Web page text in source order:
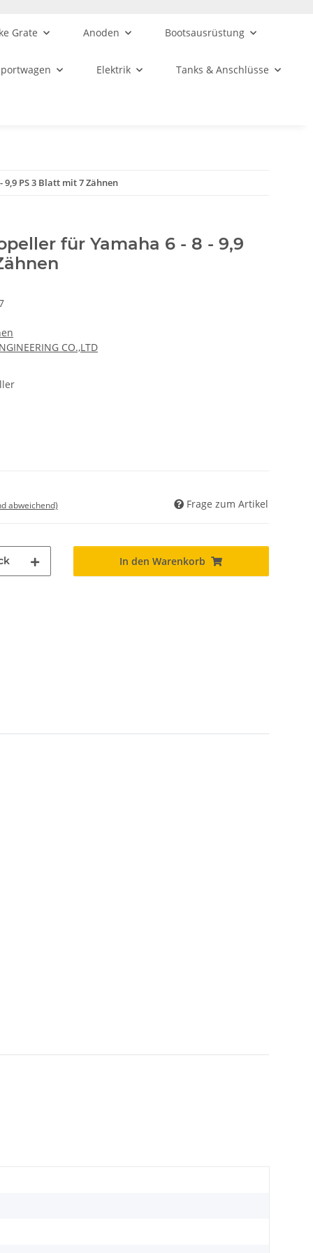
Grate Anoden Bootsausrüstung
Elektrik Tanks & Anschlüsse
PS 3 Blatt mit 7 Zähnen
für Yamaha 6 - 8 - 9,9
CO.,LTD
abweichend) Frage zum Artikel
In den Warenkorb